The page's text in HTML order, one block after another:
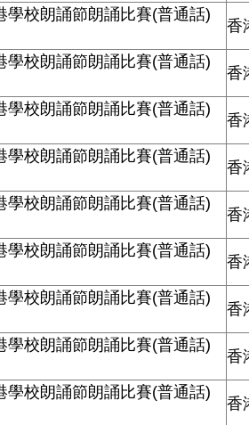
學校朗誦節朗誦比賽(普通話)
香
學校朗誦節朗誦比賽(普通話)
香
學校朗誦節朗誦比賽(普通話)
香
學校朗誦節朗誦比賽(普通話)
香
學校朗誦節朗誦比賽(普通話)
香
學校朗誦節朗誦比賽(普通話)
香
學校朗誦節朗誦比賽(普通話)
香
學校朗誦節朗誦比賽(普通話)
香
學校朗誦節朗誦比賽(普通話)
香